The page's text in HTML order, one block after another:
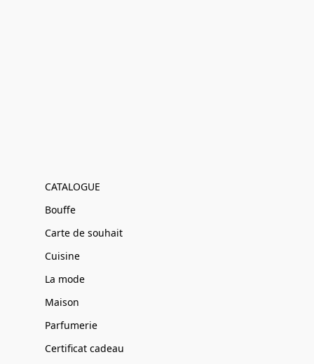
CATALOGUE
Bouffe
Carte de souhait
Cuisine
La mode
Maison
Parfumerie
Certificat cadeau